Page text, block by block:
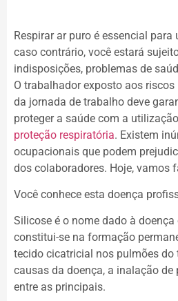
Respirar ar puro é essencial
caso contrário, você estará
indisposições, problemas de
O trabalhador exposto aos
da jornada de trabalho deve
proteger a saúde com a
proteção respiratória. Existem
ocupacionais que podem
dos colaboradores. Hoje, vamos
Você conhece esta doença
Silicose é o nome dado à
constitui-se na formação
tecido cicatricial nos pulmões do
causas da doença, a inalação de
entre as principais.